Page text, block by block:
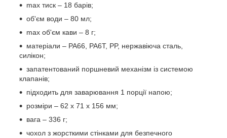
max тиск – 18 барів;
об'єм води – 80 мл;
max об'єм кави – 8 г;
матеріали – PA66, PA6T, PP, нержавіюча сталь,
силікон;
запатентований поршневий механізм із системою
клапанів;
підходить для заварювання 1 порції напою;
розміри – 62 х 71 х 156 мм;
вага – 336 г;
чохол з жорсткими стінками для безпечного